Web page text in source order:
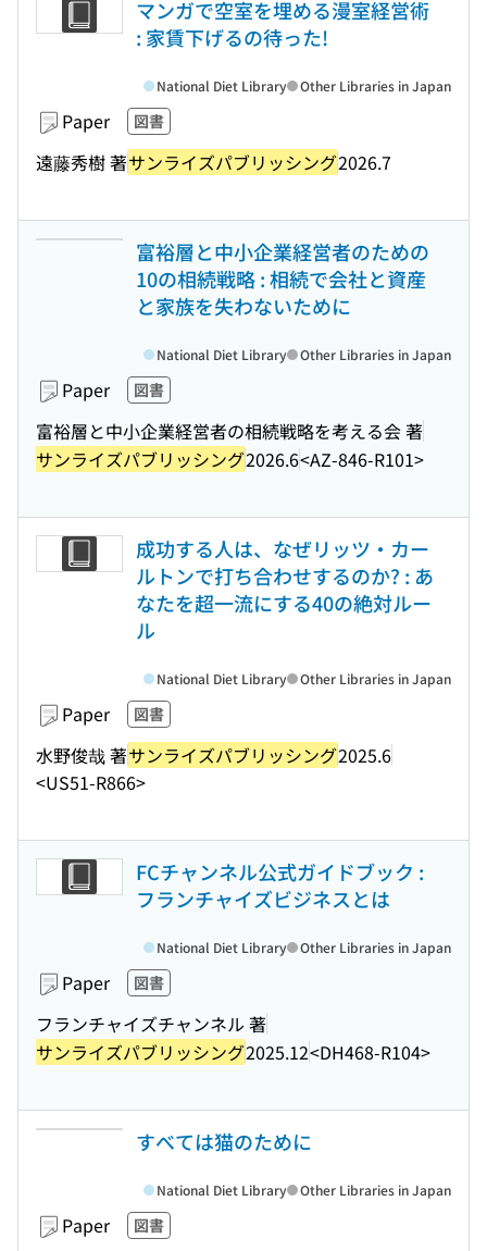
マンガで空室を埋める漫室経営術
: 家賃下げるの待った!
Paper 図書
遠藤秀樹 著サンライズパブリッシング2026.7
National Diet Library Other Libraries in Japan
富裕層と中小企業経営者のための
10の相続戦略 : 相続で会社と資産
と家族を失わないために
Paper 図書
富裕層と中小企業経営者の相続戦略を考える会 著
サンライズパブリッシング2026.6<AZ-846-R101>
National Diet Library Other Libraries in Japan
成功する人は、なぜリッツ・カー
ルトンで打ち合わせするのか? : あ
なたを超一流にする40の絶対ルー
ル
Paper 図書
水野俊哉 著サンライズパブリッシング2025.6
<US51-R866>
National Diet Library Other Libraries in Japan
FCチャンネル公式ガイドブック :
フランチャイズビジネスとは
Paper 図書
フランチャイズチャンネル 著
サンライズパブリッシング2025.12<DH468-R104>
National Diet Library Other Libraries in Japan
すべては猫のために
Paper 図書
National Diet Library Other Libraries in Japan